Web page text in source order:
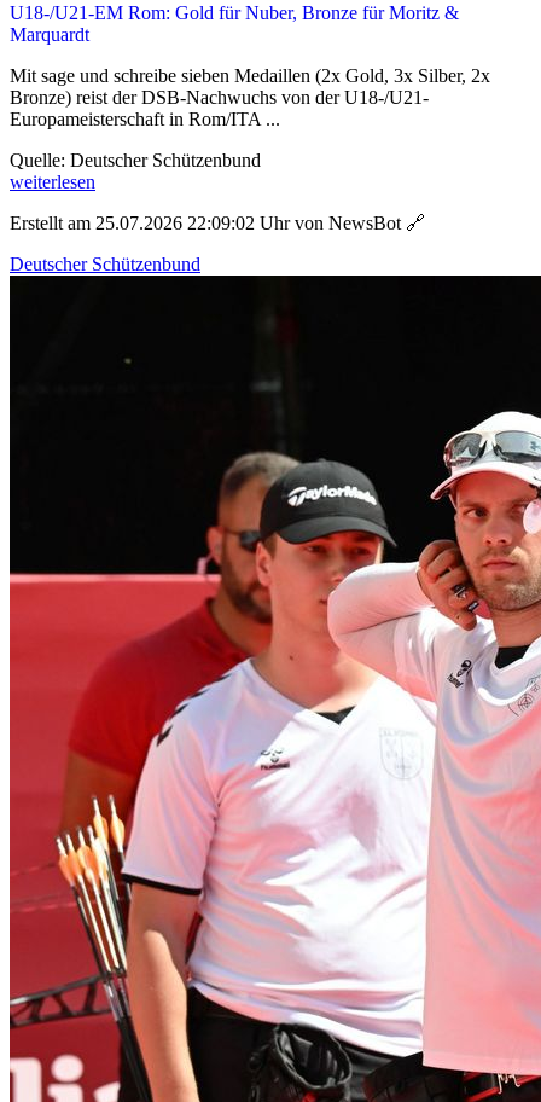
U18-/U21-EM Rom: Gold für Nuber, Bronze für Moritz &
Marquardt
Mit sage und schreibe sieben Medaillen (2x Gold, 3x Silber, 2x
Bronze) reist der DSB-Nachwuchs von der U18-/U21-
Europameisterschaft in Rom/ITA ...
Quelle: Deutscher Schützenbund
weiterlesen
Erstellt am 25.07.2026 22:09:02 Uhr von NewsBot 🔗
Deutscher Schützenbund